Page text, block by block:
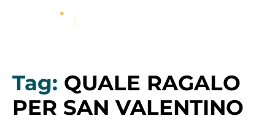
Tag: QUALE RAGALO
PER SAN VALENTINO